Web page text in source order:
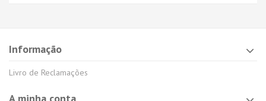
Informação
Livro de Reclamações
A minha conta